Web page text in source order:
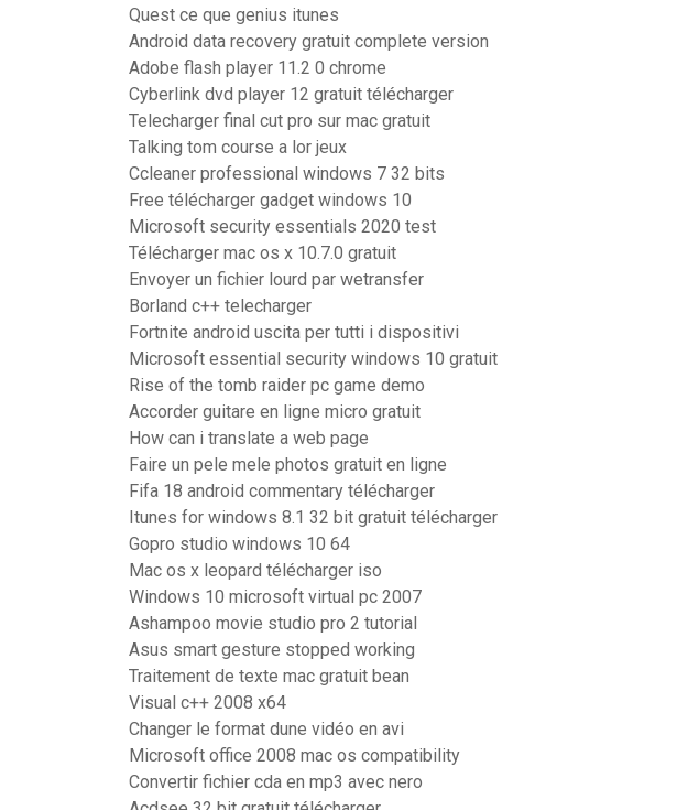
Quest ce que genius itunes
Android data recovery gratuit complete version
Adobe flash player 11.2 0 chrome
Cyberlink dvd player 12 gratuit télécharger
Telecharger final cut pro sur mac gratuit
Talking tom course a lor jeux
Ccleaner professional windows 7 32 bits
Free télécharger gadget windows 10
Microsoft security essentials 2020 test
Télécharger mac os x 10.7.0 gratuit
Envoyer un fichier lourd par wetransfer
Borland c++ telecharger
Fortnite android uscita per tutti i dispositivi
Microsoft essential security windows 10 gratuit
Rise of the tomb raider pc game demo
Accorder guitare en ligne micro gratuit
How can i translate a web page
Faire un pele mele photos gratuit en ligne
Fifa 18 android commentary télécharger
Itunes for windows 8.1 32 bit gratuit télécharger
Gopro studio windows 10 64
Mac os x leopard télécharger iso
Windows 10 microsoft virtual pc 2007
Ashampoo movie studio pro 2 tutorial
Asus smart gesture stopped working
Traitement de texte mac gratuit bean
Visual c++ 2008 x64
Changer le format dune vidéo en avi
Microsoft office 2008 mac os compatibility
Convertir fichier cda en mp3 avec nero